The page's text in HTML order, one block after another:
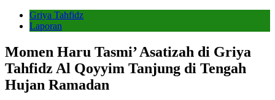
Griya Tahfidz
Laporan
Momen Haru Tasmi’ Asatizah di Griya
Tahfidz Al Qoyyim Tanjung di Tengah
Hujan Ramadan